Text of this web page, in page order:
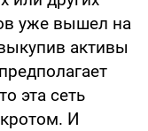
уже вышел на
активы
эта сеть
И